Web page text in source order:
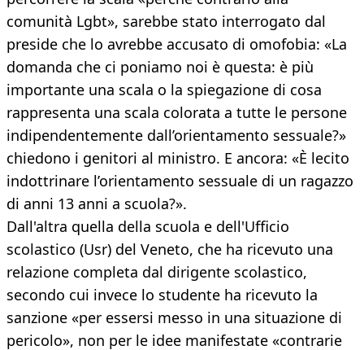
comunità Lgbt», sarebbe stato interrogato dal
preside che lo avrebbe accusato di omofobia: «La
domanda che ci poniamo noi è questa: è più
importante una scala o la spiegazione di cosa
rappresenta una scala colorata a tutte le persone
indipendentemente dall’orientamento sessuale?»
chiedono i genitori al ministro. E ancora: «È lecito
indottrinare l’orientamento sessuale di un ragazzo
di anni 13 anni a scuola?».
Dall'altra quella della scuola e dell'Ufficio
scolastico (Usr) del Veneto, che ha ricevuto una
relazione completa dal dirigente scolastico,
secondo cui invece lo studente ha ricevuto la
sanzione «per essersi messo in una situazione di
pericolo», non per le idee manifestate «contrarie